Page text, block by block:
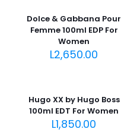
Dolce & Gabbana Pour
Femme 100ml EDP For
Women
L2,650.00
Hugo XX by Hugo Boss
100ml EDT For Women
L1,850.00